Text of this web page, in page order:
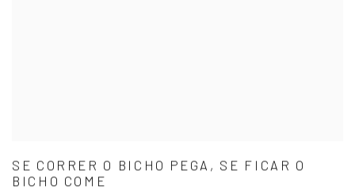
SE CORRER O BICHO PEGA, SE FICAR O
BICHO COME